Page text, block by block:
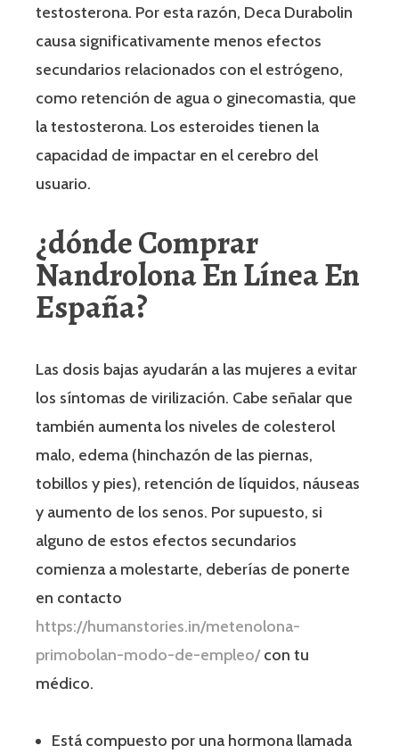
testosterona. Por esta razón, Deca Durabolin
causa significativamente menos efectos
secundarios relacionados con el estrógeno,
como retención de agua o ginecomastia, que
la testosterona. Los esteroides tienen la
capacidad de impactar en el cerebro del
usuario.
¿dónde Comprar
Nandrolona En Línea En
España?
Las dosis bajas ayudarán a las mujeres a evitar
los síntomas de virilización. Cabe señalar que
también aumenta los niveles de colesterol
malo, edema (hinchazón de las piernas,
tobillos y pies), retención de líquidos, náuseas
y aumento de los senos. Por supuesto, si
alguno de estos efectos secundarios
comienza a molestarte, deberías de ponerte
en contacto
https://humanstories.in/metenolona-
primobolan-modo-de-empleo/con tu
médico.
Está compuesto por una hormona llamada